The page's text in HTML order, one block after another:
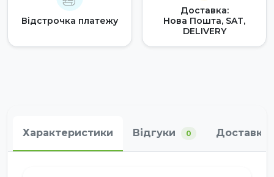
Відстрочка платежу
Доставка:
Нова Пошта, SAT,
DELIVERY
Характеристики Відгуки 0 Доставка